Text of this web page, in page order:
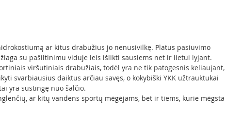
ar kitus drabužius jo nenusivilkę. Platus pasiuvimo
su pašiltinimu viduje leis išlikti sausiems net ir lietui lyjant.
viršutiniais drabužiais, todėl yra ne tik patogesnis keliaujant,
svarbiausius daiktus arčiau savęs, o kokybiški YKK užtrauktukai
yra sustingę nuo šalčio.
ar kitų vandens sportų mėgėjams, bet ir tiems, kurie mėgsta